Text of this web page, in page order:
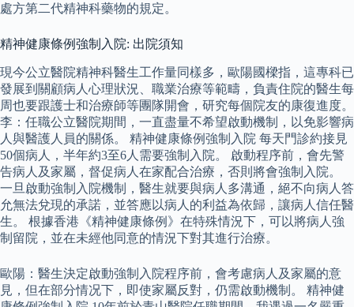
處方第二代精神科藥物的規定。
精神健康條例強制入院: 出院須知
現今公立醫院精神科醫生工作量同樣多，歐陽國樑指，這專科已
發展到關顧病人心理狀況、職業治療等範疇，負責住院的醫生每
周也要跟護士和治療師等團隊開會，研究每個院友的康復進度。
李：任職公立醫院期間，一直盡量不希望啟動機制，以免影響病
人與醫護人員的關係。 精神健康條例強制入院 每天門診約接見
50個病人，半年約3至6人需要強制入院。 啟動程序前，會先警
告病人及家屬，督促病人在家配合治療，否則將會強制入院。
一旦啟動強制入院機制，醫生就要與病人多溝通，絕不向病人答
允無法兌現的承諾，並答應以病人的利益為依歸，讓病人信任醫
生。 根據香港《精神健康條例》在特殊情況下，可以將病人強
制留院，並在未經他同意的情況下對其進行治療。
歐陽：醫生決定啟動強制入院程序前，會考慮病人及家屬的意
見，但在部分情况下，即使家屬反對，仍需啟動機制。 精神健